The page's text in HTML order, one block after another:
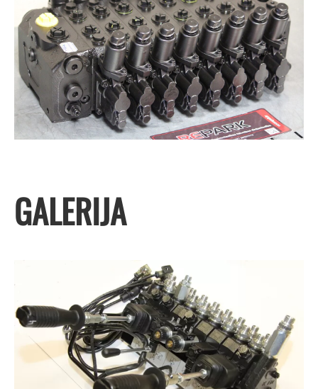
GALERIJA